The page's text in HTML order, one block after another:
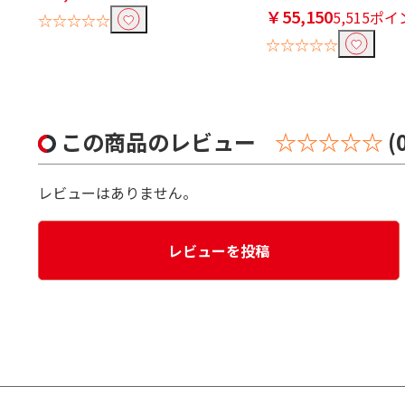
☆☆☆☆☆
￥55,1505,515ポイ
☆☆☆☆☆
この商品のレビュー ☆☆☆☆☆
レビューはありません。
レビューを投稿